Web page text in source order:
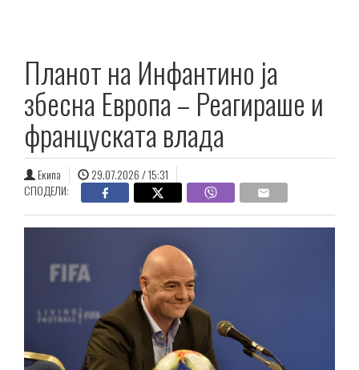
Планот на Инфантино ја
збесна Европа – Реагираше и
француската влада
Екипа
29.07.2026 / 15:31
СПОДЕЛИ: